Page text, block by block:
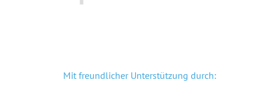
Mit freundlicher Unterstützung durch: